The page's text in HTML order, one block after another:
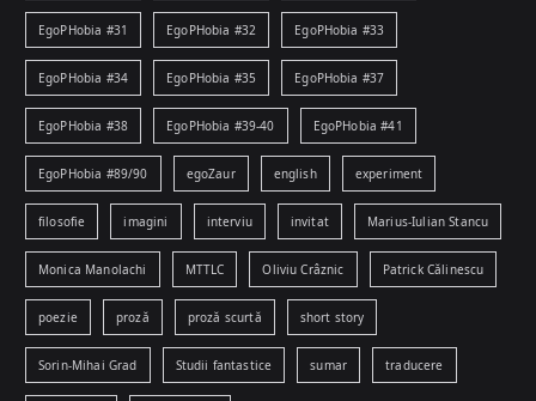
EgoPHobia #31 EgoPHobia #32 EgoPHobia #33
EgoPHobia #34 EgoPHobia #35 EgoPHobia #37
EgoPHobia #38 EgoPHobia #39-40 EgoPHobia #41
EgoPHobia #89/90 egoZaur english experiment
filosofie imagini interviu invitat Marius-Iulian Stancu
Monica Manolachi MTTLC Oliviu Crâznic Patrick Călinescu
poezie proză proză scurtă short story
Sorin-Mihai Grad Studii fantastice sumar traducere